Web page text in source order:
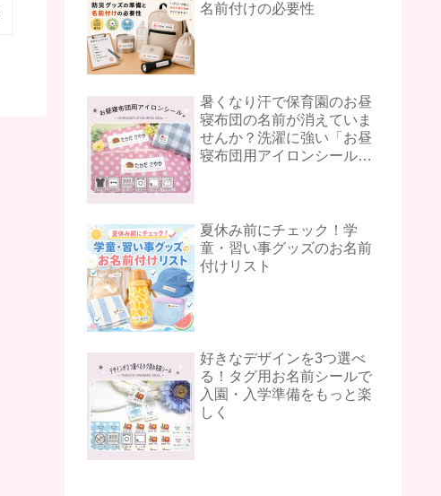
名前付けの必要性
暑くなり汗で保育園のお昼
寝布団の名前が消えていま
せんか？洗濯に強い「お昼
寝布団用アイロンシール」
夏休み前にチェック！学
童・習い事グッズのお名前
付けリスト
好きなデザインを3つ選べ
る！タグ用お名前シールで
入園・入学準備をもっと楽
しく